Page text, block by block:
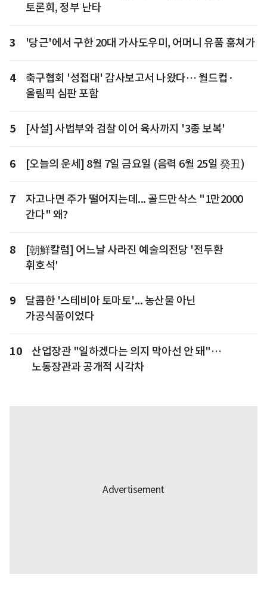
토론회, 정부 난타
3 '당근'에서 구한 20대 가사도우미, 어머니 유품 훔쳐가
4
축구협회 '성접대' 감사보고서 나왔다… 월드컵·
올림픽 심판 포함
5 [사설] 사법부와 검찰 이어 육사까지 '3종 보복'
6 [오늘의 운세] 8월 7일 금요일 (음력 6월 25일 癸丑)
7
자고나면 주가 떨어지는데... 골드만삭스 "1만2000
간다" 왜?
8
[朝鮮칼럼] 어느날 사라진 예술의전당 '전두환
휘호석'
9
달콤한 '스테비아 토마토'... 농산물 아닌
가공식품이었다
10
산업장관 "일하겠다는 의지 막아선 안 돼"…
노동장관과 공개적 시각차